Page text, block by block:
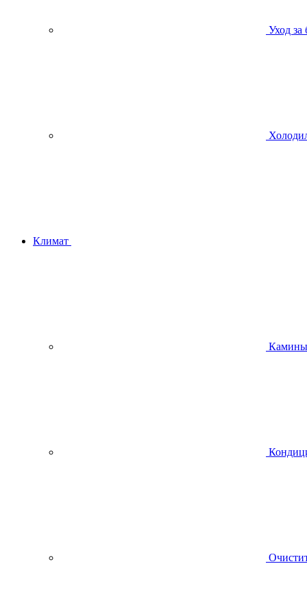
Уход за
Климат
Камины